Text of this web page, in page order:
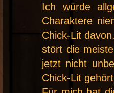
Ich würde
Charaktere
Chick-Lit
stört die
jetzt nicht
Chick-Lit